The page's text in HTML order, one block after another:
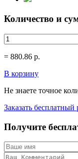
Количество и
= 880.86 р.
В корзину
Не знаете точное
Заказать бесплатный
Получите